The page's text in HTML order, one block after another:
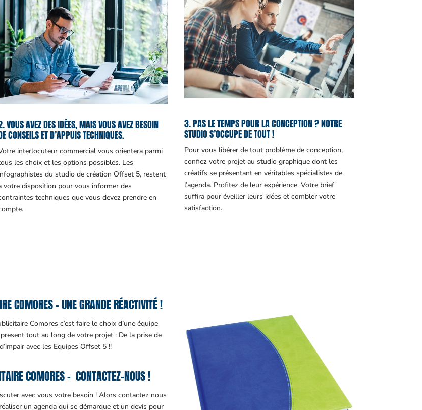
VOUS AVEZ DES IDÉES, MAIS VOUS AVEZ BESOIN
CONSEILS ET D’APPUIS TECHNIQUES.
interlocuteur commercial vous orientera parmi
les choix et les options possibles. Les
du studio de création Offset 5, restent
votre disposition pour vous informer des
techniques que vous devez prendre en
3. PAS LE TEMPS POUR LA CONCEPTION ? NOTRE
STUDIO S’OCCUPE DE TOUT !
Pour vous libérer de tout problème de conception,
confiez votre projet au studio graphique dont les
créatifs se présentant en véritables spécialistes de
l’agenda. Profitez de leur expérience. Votre brief
suffira pour éveiller leurs idées et combler votre
satisfaction.
COMORES – UNE GRANDE RÉACTIVITÉ !
Comores c’est faire le choix d’une équipe
tout au long de votre projet : De la prise de
avec les Equipes Offset 5 !!
COMORES – CONTACTEZ-NOUS !
avec vous votre besoin ! Alors contactez nous
un agenda qui se démarque et un devis pour